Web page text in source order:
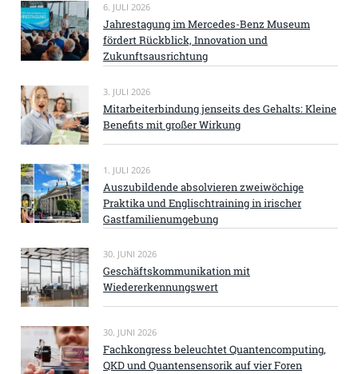
6. JULI 2026
Jahrestagung im Mercedes-Benz Museum
fördert Rückblick, Innovation und
Zukunftsausrichtung
3. JULI 2026
Mitarbeiterbindung jenseits des Gehalts: Kleine
Benefits mit großer Wirkung
1. JULI 2026
Auszubildende absolvieren zweiwöchige
Praktika und Englischtraining in irischer
Gastfamilienumgebung
30. JUNI 2026
Geschäftskommunikation mit
Wiedererkennungswert
30. JUNI 2026
Fachkongress beleuchtet Quantencomputing,
QKD und Quantensensorik auf vier Foren